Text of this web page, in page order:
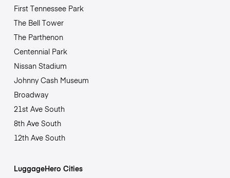
First Tennessee Park
The Bell Tower
The Parthenon
Centennial Park
Nissan Stadium
Johnny Cash Museum
Broadway
21st Ave South
8th Ave South
12th Ave South
LuggageHero Cities